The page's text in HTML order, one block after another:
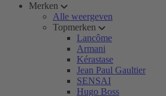
Merken
Alle weergeven
Topmerken
Lancôme
Armani
Kérastase
Jean Paul Gaultier
SENSAI
Hugo Boss